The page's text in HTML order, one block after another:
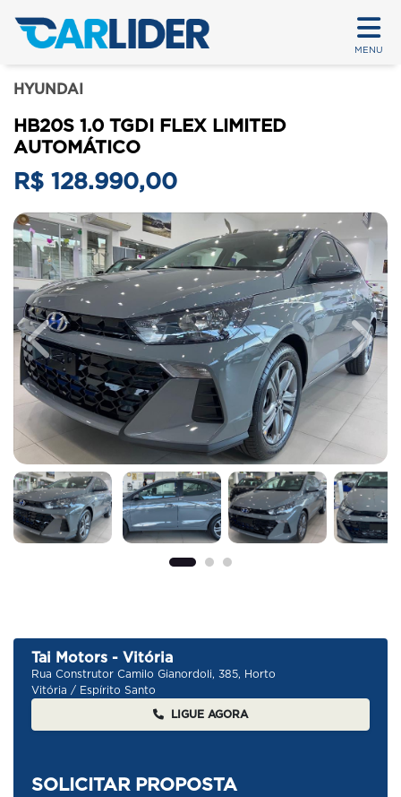
MENU
HYUNDAI
HB20S 1.0 TGDI FLEX LIMITED
AUTOMÁTICO
R$ 128.990,00
Previous Next
Tai Motors - Vitória
Rua Construtor Camilo Gianordoli, 385, Horto
Vitória / Espírito Santo
LIGUE AGORA
SOLICITAR PROPOSTA